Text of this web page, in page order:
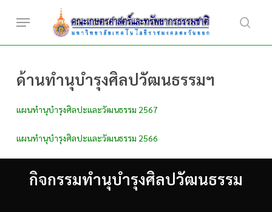
Menu
ด้านทำนุบำรุงศิลปวัฒนธรรมฯ
แผนทำนุบำรุงศิลปะและวัฒนธรรม 2567
แผนทำนุบำรุงศิลปะและวัฒนธรรม 2566
กิจกรรมทำนุบำรุงศิลปวัฒนธรรม